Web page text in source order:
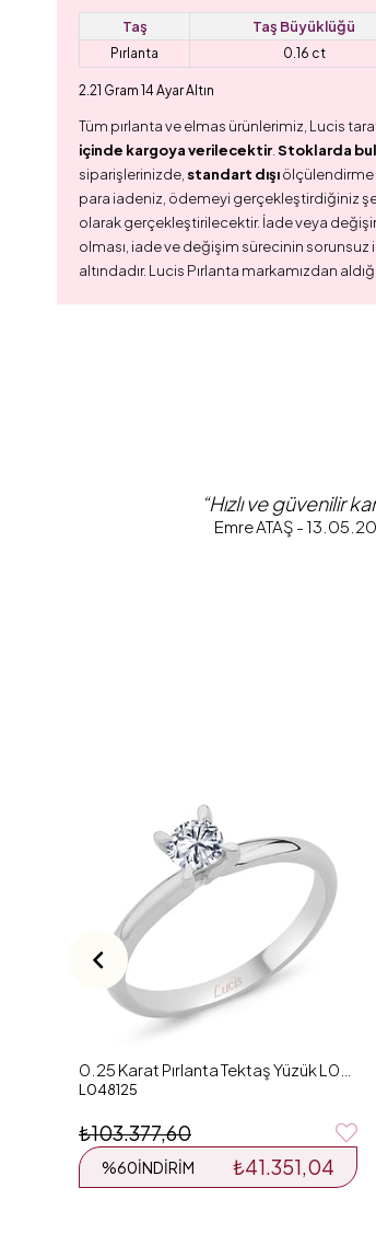
Taş Taş Büyüklüğü
Pırlanta 0.16 ct
2.21 Gram 14 Ayar Altın
Tüm pırlanta ve elmas ürünlerimiz, Lucis
içinde kargoya verilecektir. Stoklarda
siparişlerinizde, standart dışıölçülendirme
para iadeniz, ödemeyi gerçekleştirdiğiniz
olarak gerçekleştirilecektir. İade veya
olması, iade ve değişim sürecinin sorunsuz
altındadır. Lucis Pırlanta markamızdan
“Hızlı ve güvenilir
Emre ATAŞ -
L048125
₺41.351,04
%60İNDIRIM
₺103.377,60